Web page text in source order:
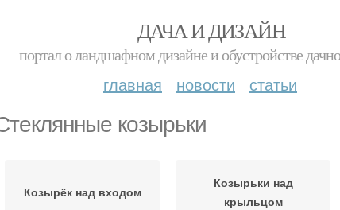
ДАЧА И ДИЗАЙН
портал о ландшафном дизайне и обустройстве
главная новости статьи
козырьки
Козырёк над входом
Козырьки над
крыльцом